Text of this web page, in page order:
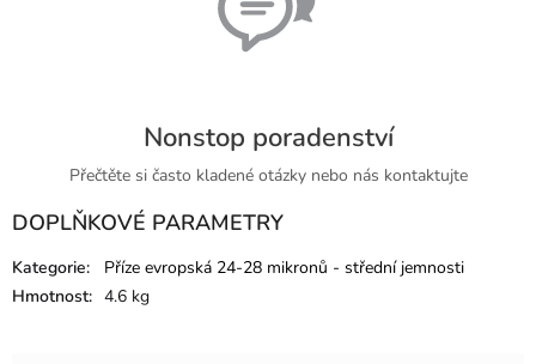
Nonstop poradenství
Přečtěte si často kladené otázky nebo nás kontaktujte
DOPLŇKOVÉ PARAMETRY
Kategorie:
Příze evropská 24-28 mikronů - střední jemnosti
Hmotnost: 4.6 kg